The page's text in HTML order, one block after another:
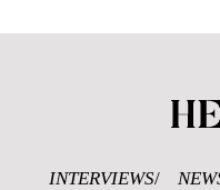
INTERVIEWS